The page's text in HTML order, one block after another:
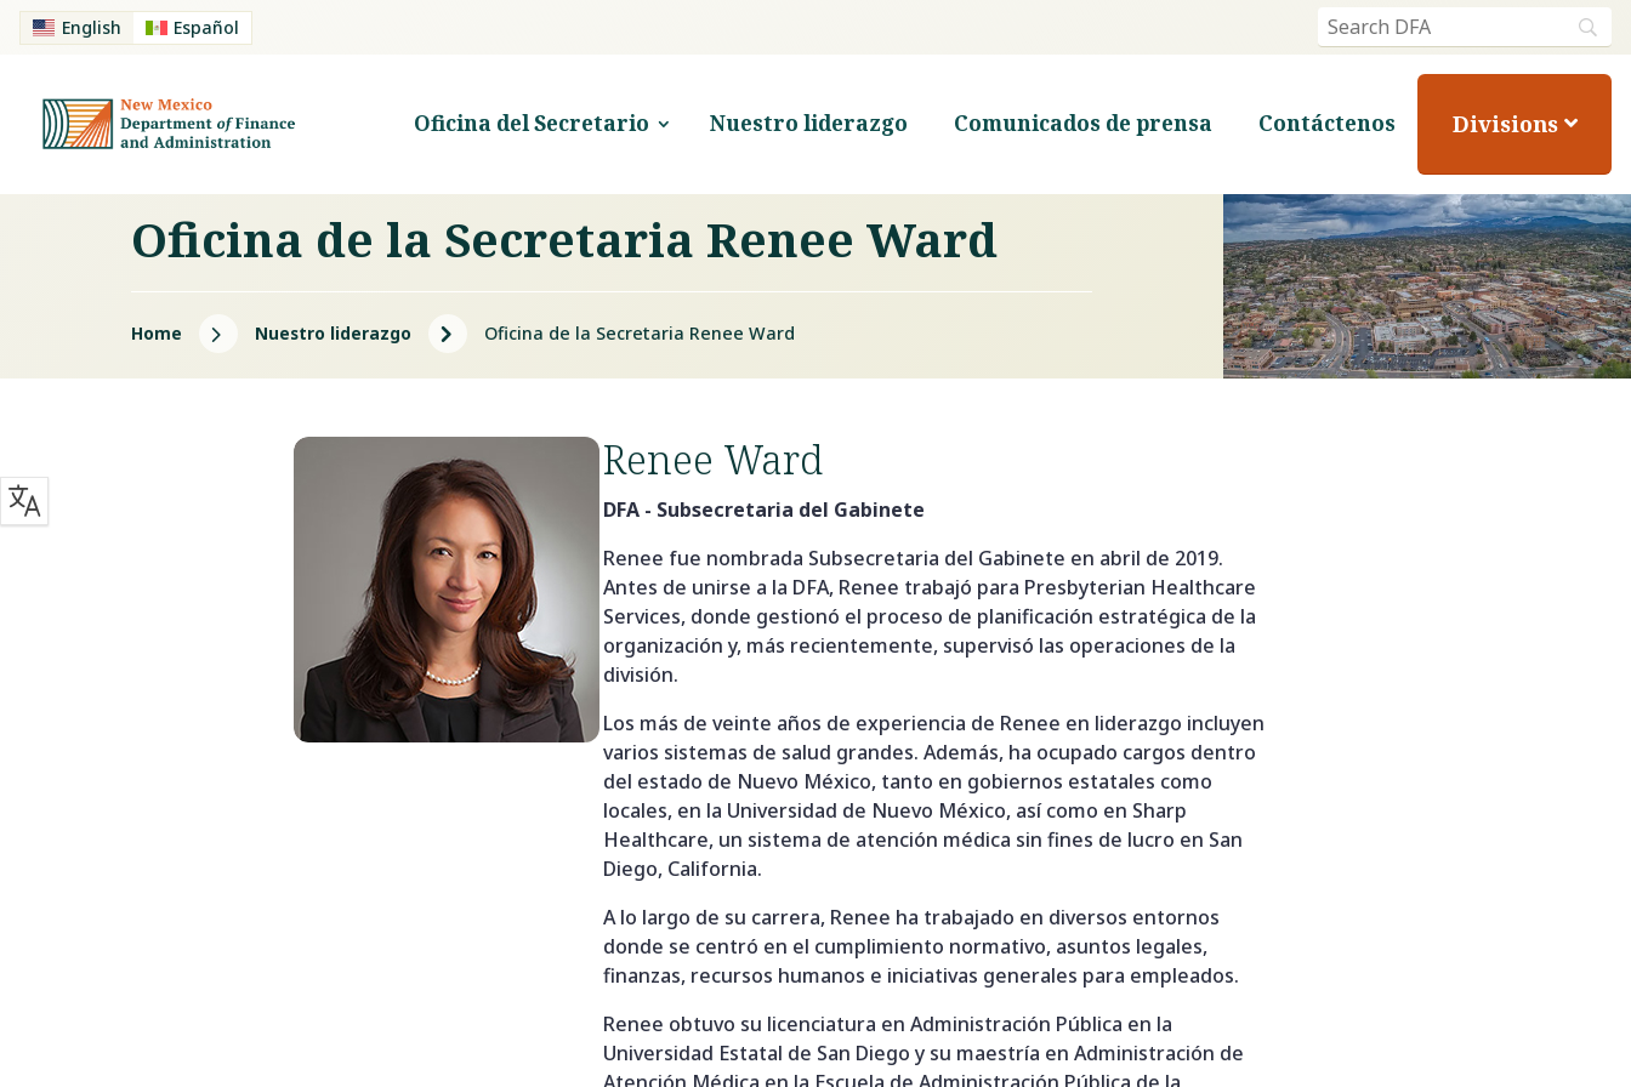
English Español
Oficina del Secretario Nuestro liderazgo Comunicados de prensa Contáctenos Divisions
Oficina de la Secretaria Renee Ward
Home 5 Nuestro liderazgo 5 Oficina de la Secretaria Renee Ward
Renee Ward
DFA - Subsecretaria del Gabinete
Renee fue nombrada Subsecretaria del Gabinete en abril de 2019.
Antes de unirse a la DFA, Renee trabajó para Presbyterian Healthcare
Services, donde gestionó el proceso de planificación estratégica de la
organización y, más recientemente, supervisó las operaciones de la
división.
Los más de veinte años de experiencia de Renee en liderazgo incluyen
varios sistemas de salud grandes. Además, ha ocupado cargos dentro
del estado de Nuevo México, tanto en gobiernos estatales como
locales, en la Universidad de Nuevo México, así como en Sharp
Healthcare, un sistema de atención médica sin fines de lucro en San
Diego, California.
A lo largo de su carrera, Renee ha trabajado en diversos entornos
donde se centró en el cumplimiento normativo, asuntos legales,
finanzas, recursos humanos e iniciativas generales para empleados.
Renee obtuvo su licenciatura en Administración Pública en la
Universidad Estatal de San Diego y su maestría en Administración de